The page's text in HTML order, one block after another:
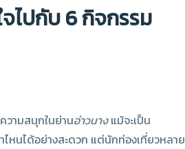
ไปกับ 6 กิจกรรม
วามสนุกในย่านอ่าวนางแม้จะเป็น
หนได้อย่างสะดวก แต่นักท่องเที่ยวหลาย